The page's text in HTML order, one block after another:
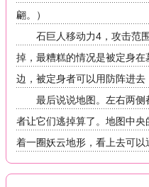
翩。）
石巨人移动力4，攻击范
掉，最糟糕的情况是被定身
边，被定身者可以用防阵进去
最后说说地图。左右两
者让它们逃掉算了。地图中
着一圈妖云地形，看上去可